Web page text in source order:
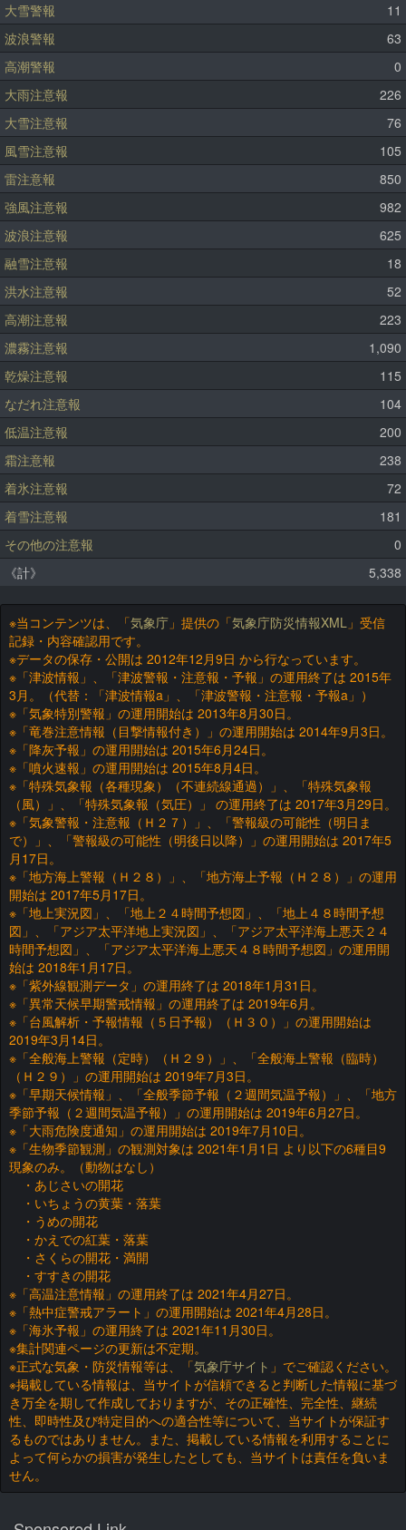
大雪警報
11
波浪警報
63
高潮警報
0
大雨注意報
226
大雪注意報
76
風雪注意報
105
雷注意報
850
強風注意報
982
波浪注意報
625
融雪注意報
18
洪水注意報
52
高潮注意報
223
濃霧注意報
1,090
乾燥注意報
115
なだれ注意報
104
低温注意報
200
霜注意報
238
着氷注意報
72
着雪注意報
181
その他の注意報
0
《計》
5,338
※当コンテンツは、「気象庁 」提供の「気象庁防災情報XML 」受信
記録・内容確認用です。
※データの保存・公開は 2012年12月9日 から行なっています。
※「津波情報」、「津波警報・注意報・予報」の運用終了は 2015年
3月。（代替：「津波情報a」、「津波警報・注意報・予報a」）
※「気象特別警報」の運用開始は 2013年8月30日。
※「竜巻注意情報（目撃情報付き）」の運用開始は 2014年9月3日。
※「降灰予報」の運用開始は 2015年6月24日。
※「噴火速報」の運用開始は 2015年8月4日。
※「特殊気象報（各種現象）（不連続線通過）」、「特殊気象報
（風）」、「特殊気象報（気圧）」 の運用終了は 2017年3月29日。
※「気象警報・注意報（Ｈ２７）」、「警報級の可能性（明日ま
で）」、「警報級の可能性（明後日以降）」の運用開始は 2017年5
月17日。
※「地方海上警報（Ｈ２８）」、「地方海上予報（Ｈ２８）」の運用
開始は 2017年5月17日。
※「地上実況図」、「地上２４時間予想図」、「地上４８時間予想
図」、「アジア太平洋地上実況図」、「アジア太平洋海上悪天２４
時間予想図」、「アジア太平洋海上悪天４８時間予想図」の運用開
始は 2018年1月17日。
※「紫外線観測データ」の運用終了は 2018年1月31日。
※「異常天候早期警戒情報」の運用終了は 2019年6月。
※「台風解析・予報情報（５日予報）（Ｈ３０）」の運用開始は
2019年3月14日。
※「全般海上警報（定時）（Ｈ２９）」、「全般海上警報（臨時）
（Ｈ２９）」の運用開始は 2019年7月3日。
※「早期天候情報」、「全般季節予報（２週間気温予報）」、「地方
季節予報（２週間気温予報）」の運用開始は 2019年6月27日。
※「大雨危険度通知」の運用開始は 2019年7月10日。
※「生物季節観測」の観測対象は 2021年1月1日 より以下の6種目9
現象のみ。（動物はなし）
・あじさいの開花
・いちょうの黄葉・落葉
・うめの開花
・かえでの紅葉・落葉
・さくらの開花・満開
・すすきの開花
※「高温注意情報」の運用終了は 2021年4月27日。
※「熱中症警戒アラート」の運用開始は 2021年4月28日。
※「海氷予報」の運用終了は 2021年11月30日。
※集計関連ページの更新は不定期。
※正式な気象・防災情報等は、「気象庁サイト 」でご確認ください。
※掲載している情報は、当サイトが信頼できると判断した情報に基づ
き万全を期して作成しておりますが、その正確性、完全性、継続
性、即時性及び特定目的への適合性等について、当サイトが保証す
るものではありません。また、掲載している情報を利用することに
よって何らかの損害が発生したとしても、当サイトは責任を負いま
せん。